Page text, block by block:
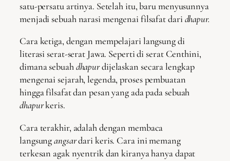
satu-persatu artinya. Setelah itu, baru menyusunnya
menjadi sebuah narasi mengenai filsafat dari dhapur.
Cara ketiga, dengan mempelajari langsung di
literasi serat-serat Jawa. Seperti di serat Centhini,
dimana sebuahdhapurdijelaskan secara lengkap
mengenai sejarah, legenda, proses pembuatan
hingga filsafat dan pesan yang ada pada sebuah
dhapurkeris.
Cara terakhir, adalah dengan membaca
langsungangsardari keris. Cara ini memang
terkesan agak nyentrik dan kiranya hanya dapat